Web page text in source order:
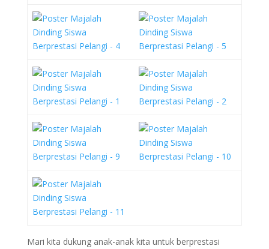
Mari kita dukung anak-anak kita untuk berprestasi